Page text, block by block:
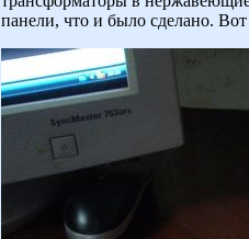
панели, что и было сделано.